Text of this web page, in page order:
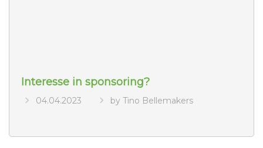
Interesse in sponsoring?
04.04.2023 by Tino Bellemakers